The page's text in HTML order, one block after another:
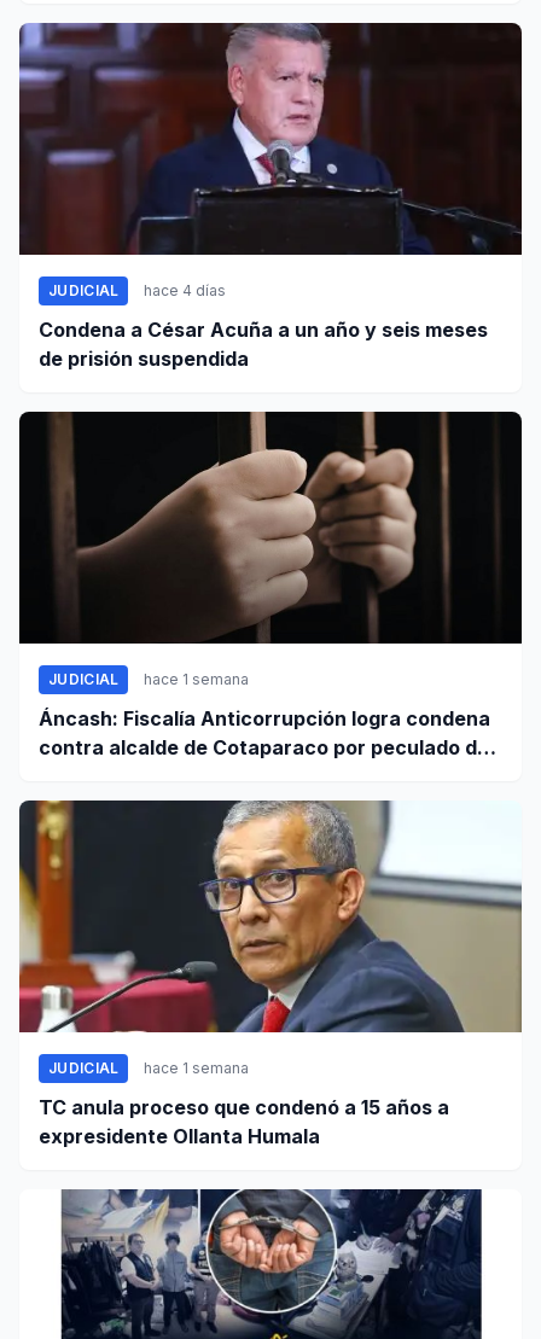
JUDICIAL hace 4 días
Condena a César Acuña a un año y seis meses
de prisión suspendida
JUDICIAL hace 1 semana
Áncash: Fiscalía Anticorrupción logra condena
contra alcalde de Cotaparaco por peculado de
JUDICIAL hace 1 semana
TC anula proceso que condenó a 15 años a
expresidente Ollanta Humala